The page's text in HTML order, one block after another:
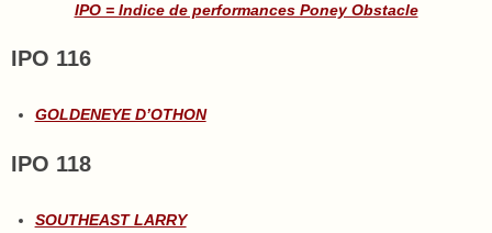
IPO = Indice de performances Poney Obstacle
IPO 116
GOLDENEYE D’OTHON
IPO 118
SOUTHEAST LARRY